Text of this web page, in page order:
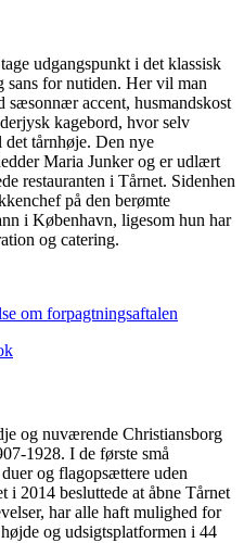
udgangspunkt i det klassisk
sans for nutiden. Her vil man
sæsonnær accent, husmandskost
kagebord, hvor selv
tårnhøje. Den nye
Maria Junker og er udlært
restauranten i Tårnet. Sidenhen
på den berømte
i København, ligesom hun har
og catering.
om forpagtningsaftalen
og nuværende Christiansborg
1928. I de første små
og flagopsættere uden
2014 besluttede at åbne Tårnet
har alle haft mulighed for
og udsigtsplatformen i 44